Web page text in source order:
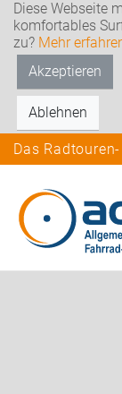
Diese Webseite
komfortables
zu? Mehr
Akzeptieren
Ablehnen
Das